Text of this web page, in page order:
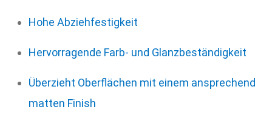
Hohe Abziehfestigkeit
Hervorragende Farb- und Glanzbeständigkeit
Überzieht Oberflächen mit einem ansprechend
matten Finish